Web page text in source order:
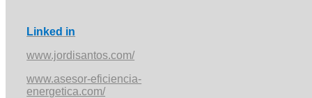
Linked in
www.jordisantos.com/
www.asesor-eficiencia-
energetica.com/